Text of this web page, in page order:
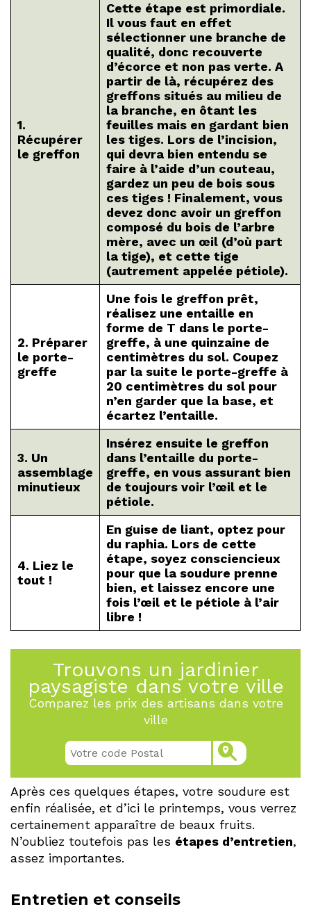
1.
Récupérer
le greffon
Cette étape est primordiale.
Il vous faut en effet
sélectionner une branche de
qualité, donc recouverte
d’écorce et non pas verte. A
partir de là, récupérez des
greffons situés au milieu de
la branche, en ôtant les
feuilles mais en gardant bien
les tiges. Lors de l’incision,
qui devra bien entendu se
faire à l’aide d’un couteau,
gardez un peu de bois sous
ces tiges ! Finalement, vous
devez donc avoir un greffon
composé du bois de l’arbre
mère, avec un œil (d’où part
la tige), et cette tige
(autrement appelée pétiole).
2. Préparer
le porte-
greffe
Une fois le greffon prêt,
réalisez une entaille en
forme de T dans le porte-
greffe, à une quinzaine de
centimètres du sol. Coupez
par la suite le porte-greffe à
20 centimètres du sol pour
n’en garder que la base, et
écartez l’entaille.
3. Un
assemblage
minutieux
Insérez ensuite le greffon
dans l’entaille du porte-
greffe, en vous assurant bien
de toujours voir l’œil et le
pétiole.
4. Liez le
tout !
En guise de liant, optez pour
du raphia. Lors de cette
étape, soyez consciencieux
pour que la soudure prenne
bien, et laissez encore une
fois l’œil et le pétiole à l’air
libre !
Trouvons un jardinier
paysagiste dans votre ville
Comparez les prix des artisans dans votre
ville
Après ces quelques étapes, votre soudure est
enfin réalisée, et d’ici le printemps, vous verrez
certainement apparaître de beaux fruits.
N’oubliez toutefois pas les étapes d’entretien,
assez importantes.
Entretien et conseils